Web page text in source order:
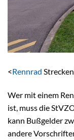
<Rennrad
Wer mit einem
ist, muss die
kann Bußgelder
andere